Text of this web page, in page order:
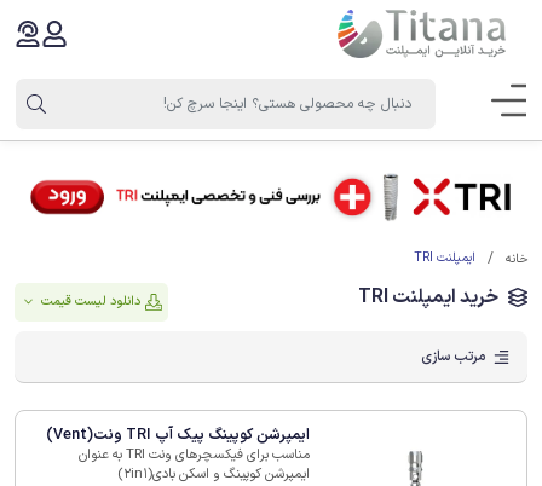
خانه ایمپلنت TRI
خرید ایمپلنت TRI دانلود لیست قیمت
مرتب سازی
ایمپرشن کوپینگ پیک آپ TRI ونت(Vent)
مناسب برای فیکسچرهای ونت TRI به عنوان
ایمپرشن کوپینگ و اسکن بادی(2in1)